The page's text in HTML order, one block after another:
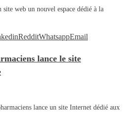
web un nouvel espace dédié à la
RedditWhatsappEmail
lance le site
lance un site Internet dédié aux